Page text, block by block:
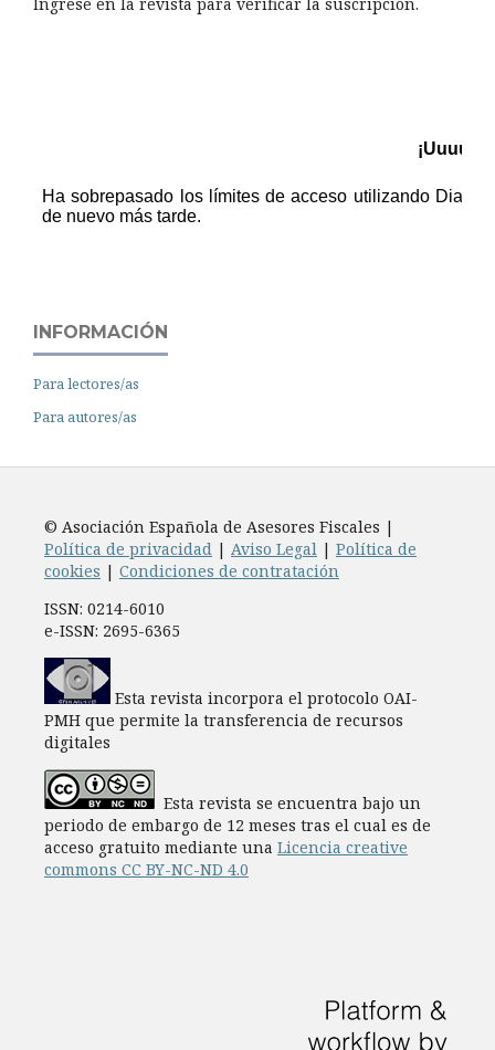
INFORMACIÓN
Para lectores/as
Para autores/as
© Asociación Española de Asesores Fiscales |
Política de privacidad| Aviso Legal| Política de
cookies | Condiciones de contratación
ISSN: 0214-6010
e-ISSN: 2695-6365
Esta revista incorpora el protocolo OAI-
PMH que permite la transferencia de recursos
digitales
Esta revista se encuentra bajo un
periodo de embargo de 12 meses tras el cual es de
acceso gratuito mediante una Licencia creative
commons CC BY-NC-ND 4.0